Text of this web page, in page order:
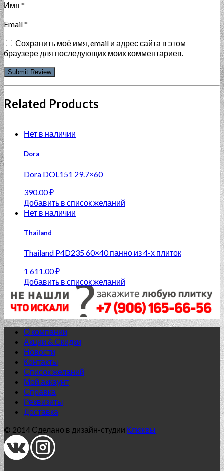
Имя *
Email*
Сохранить моё имя, email и адрес сайта в этом
браузере для последующих моих комментариев.
Related Products
Нет в наличии
Dora
Dora DOL151 29.7×60
390.00₽
Добавить в список желаний
Нет в наличии
Thailand
Thailand P4D235 60×40 панно из 4-х плиток
1 611.00₽
Добавить в список желаний
О компании
Акции & Скидки
Новости
Контакты
Список желаний
Мой аккаунт
Справка
Реквизиты
Доставка
© 2014 Сделано в дизайн-студии Клюквы